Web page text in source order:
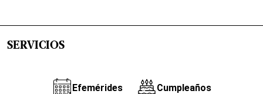
SERVICIOS
Efemérides Cumpleaños